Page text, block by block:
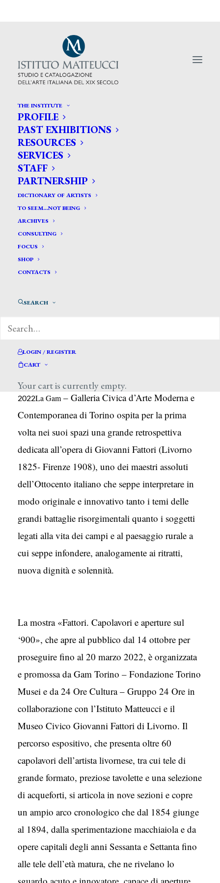
THE INSTITUTE
PROFILE
PAST EXHIBITIONS
RESOURCES
SERVICES
STAFF
PARTNERSHIP
DICTIONARY OF ARTISTS
TO SEEM…NOT BEING
ARCHIVES
CONSULTING
FOCUS
SHOP
CONTACTS
SEARCH
LOGIN / REGISTER
CART
Your cart is currently empty.
Giovanni Fattori, una grande
mostra alla Gam di Torino
Una importante retrospettiva con oltre 60 capolavori
dell’artista livornese dal 14 ottobre al 20 marzo
2022La Gam– Galleria Civica d’Arte Moderna e
Contemporanea di Torino ospita per la prima
volta nei suoi spazi una grande retrospettiva
dedicata all’opera di Giovanni Fattori (Livorno
1825- Firenze 1908), uno dei maestri assoluti
dell’Ottocento italiano che seppe interpretare in
modo originale e innovativo tanto i temi delle
grandi battaglie risorgimentali quanto i soggetti
legati alla vita dei campi e al paesaggio rurale a
cui seppe infondere, analogamente ai ritratti,
nuova dignità e solennità.
La mostra «Fattori. Capolavori e aperture sul
‘900», che apre al pubblico dal 14 ottobre per
proseguire fino al 20 marzo 2022, è organizzata
e promossa da Gam Torino – Fondazione Torino
Musei e da 24 Ore Cultura – Gruppo 24 Ore in
collaborazione con l’Istituto Matteucci e il
Museo Civico Giovanni Fattori di Livorno. Il
percorso espositivo, che presenta oltre 60
capolavori dell’artista livornese, tra cui tele di
grande formato, preziose tavolette e una selezione
di acqueforti, si articola in nove sezioni e copre
un ampio arco cronologico che dal 1854 giunge
al 1894, dalla sperimentazione macchiaiola e da
opere capitali degli anni Sessanta e Settanta fino
alle tele dell’età matura, che ne rivelano lo